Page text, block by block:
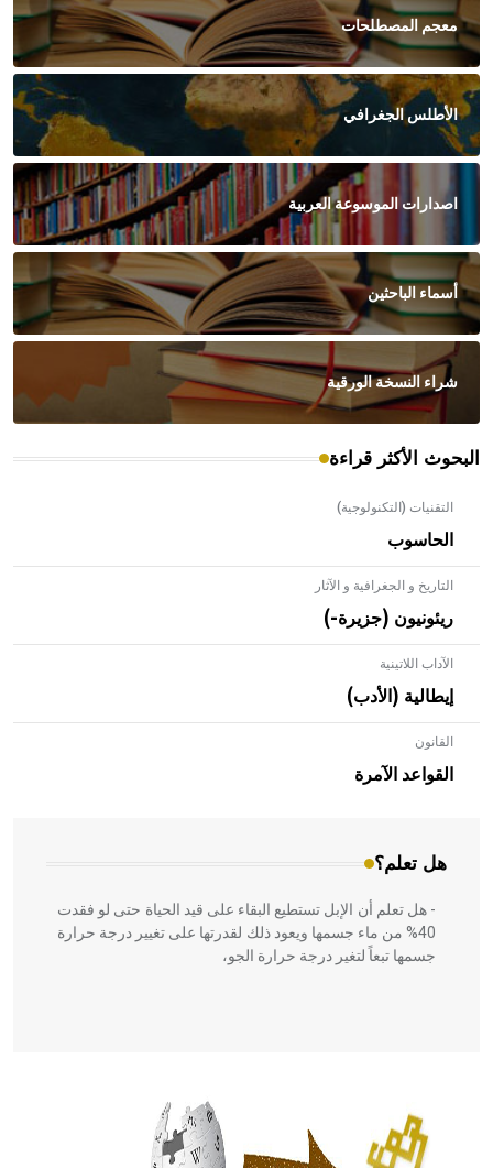
معجم المصطلحات
الأطلس الجغرافي
اصدارات الموسوعة العربية
أسماء الباحثين
شراء النسخة الورقية
البحوث الأكثر قراءة
التقنيات (التكنولوجية)
الحاسوب
التاريخ و الجغرافية و الآثار
ريئونيون (جزيرة-)
الآداب اللاتينية
إيطالية (الأدب)
القانون
القواعد الآمرة
هل تعلم؟
- هل تعلم أن الأبلق نوع من الفنون الهندسية التي ارتبطت
بالعمارة الإسلامية في بلاد الشام ومصر خاصة، حيث يحرص
المعمار على بناء مداميكه وخاصة في الواجهات
- هل تعلم أن الإبل تستطيع البقاء على قيد الحياة حتى لو فقدت
40% من ماء جسمها ويعود ذلك لقدرتها على تغيير درجة حرارة
جسمها تبعاً لتغير درجة حرارة الجو،
الحكم، الأدلة، تنظيم التغذية، ورسالته في جروح الرأس. ويعود
له الفضل بأنه حرر الطب من الدين والفلسفة.